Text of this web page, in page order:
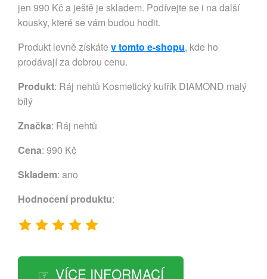
jen 990 Kč a ještě je skladem. Podívejte se i na další
kousky, které se vám budou hodit.
Produkt levně získáte v tomto e-shopu, kde ho
prodávají za dobrou cenu.
Produkt: Ráj nehtů Kosmetický kufřík DIAMOND malý
bílý
Značka: Ráj nehtů
Cena: 990 Kč
Skladem: ano
Hodnocení produktu:
VÍCE INFORMACÍ